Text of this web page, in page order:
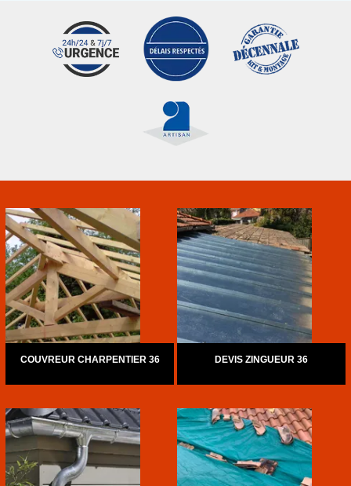
COUVREUR CHARPENTIER 36 DEVIS ZINGUEUR 36